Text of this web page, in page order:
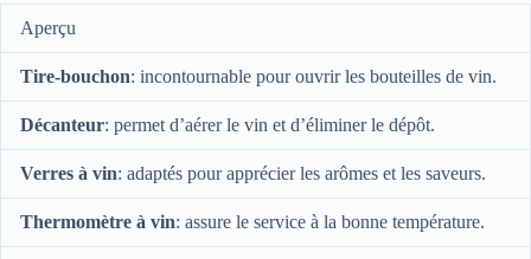
Aperçu
Tire-bouchon: incontournable pour ouvrir les bouteilles de vin.
Décanteur: permet d’aérer le vin et d’éliminer le dépôt.
Verres à vin: adaptés pour apprécier les arômes et les saveurs.
Thermomètre à vin: assure le service à la bonne température.